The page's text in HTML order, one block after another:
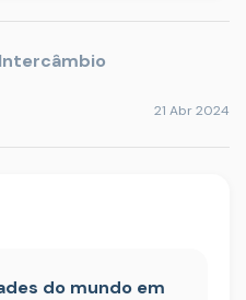
21 Abr 2024
do mundo em